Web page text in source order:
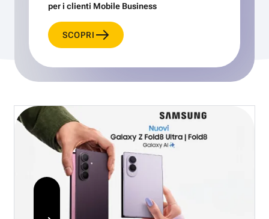
per i clienti Mobile Business
SCOPRI